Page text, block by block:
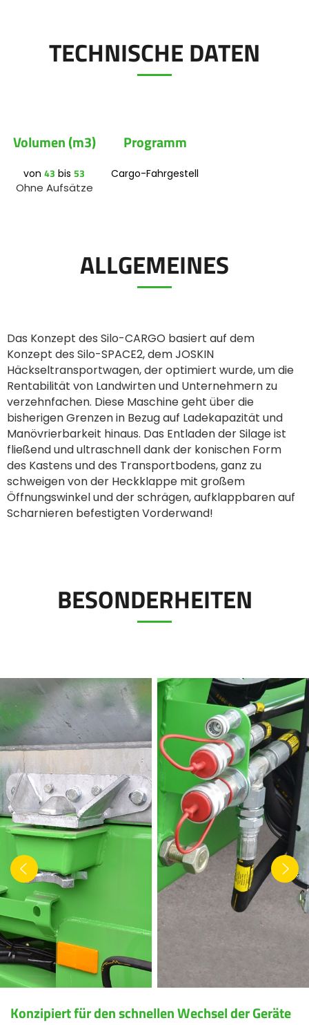
FAN SHOP
JOBS
Downloaden Sie die Broschüre
Български
Eesti keel
Slovenija
Lietuvių kalba
Yкраїнська мова
Svenska
한국의
日本語
中文
Português
Türk
TECHNISCHE DATEN
Volumen (m3)
von43 bis53
Ohne Aufsätze
Programm
Cargo-Fahrgestell
ALLGEMEINES
Das Konzept des Silo-CARGO basiert auf dem
Konzept des Silo-SPACE2, dem JOSKIN
Häckseltransportwagen, der optimiert wurde, um die
Rentabilität von Landwirten und Unternehmern zu
verzehnfachen. Diese Maschine geht über die
bisherigen Grenzen in Bezug auf Ladekapazität und
Manövrierbarkeit hinaus. Das Entladen der Silage ist
fließend und ultraschnell dank der konischen Form
des Kastens und des Transportbodens, ganz zu
schweigen von der Heckklappe mit großem
Öffnungswinkel und der schrägen, aufklappbaren auf
Scharnieren befestigten Vorderwand!
BESONDERHEITEN
Konzipiert für den schnellen Wechsel der Geräte